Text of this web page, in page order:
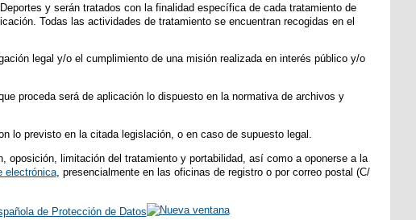
y serán tratados con la finalidad específica de cada tratamiento de
Todas las actividades de tratamiento se encuentran recogidas en el
legal y/o el cumplimiento de una misión realizada en interés público y/o
proceda será de aplicación lo dispuesto en la normativa de archivos y
lo previsto en la citada legislación, o en caso de supuesto legal.
oposición, limitación del tratamiento y portabilidad, así como a oponerse a la
electrónica, presencialmente en las oficinas de registro o por correo postal (C/
de Protección de Datos